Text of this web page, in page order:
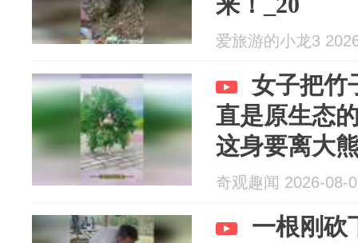
爱旅游的小龙3
女子把竹
直是原生态
这身要离大
奇观趣闻 2026-08-
一根刚砍